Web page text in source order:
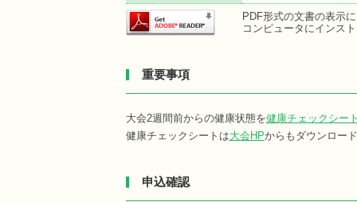
PDF形式の文書の表示
コンピュータにインス
重要事項
大会2週間前からの健康状態を健康チェックシー
健康チェックシートは大会HPからもダウンロー
申込確認